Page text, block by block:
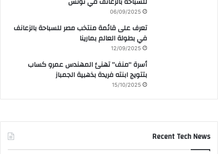
06/09/2025
تعرف على قائمة منتخب مصر للسباحة بالزعانف
في بطولة العالم بمارينا
12/09/2025
أسرة “منف” تهنئ المهندس عمرو كساب
بتتويج ابنته فريدة بذهبية الجمباز
15/10/2025
Recent Tech News